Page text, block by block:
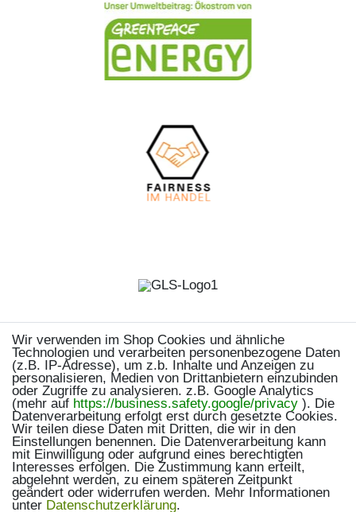
Wir verwenden im Shop Cookies und ähnliche
Technologien und verarbeiten personenbezogene Daten
(z.B. IP-Adresse), um z.b. Inhalte und Anzeigen zu
personalisieren, Medien von Drittanbietern einzubinden
oder Zugriffe zu analysieren. z.B. Google Analytics
(mehr auf https://business.safety.google/privacy ). Die
Datenverarbeitung erfolgt erst durch gesetzte Cookies.
Wir teilen diese Daten mit Dritten, die wir in den
Einstellungen benennen. Die Datenverarbeitung kann
mit Einwilligung oder aufgrund eines berechtigten
Interesses erfolgen. Die Zustimmung kann erteilt,
abgelehnt werden, zu einem späteren Zeitpunkt
geändert oder widerrufen werden. Mehr Informationen
unter Daten­schutz­erklärung.